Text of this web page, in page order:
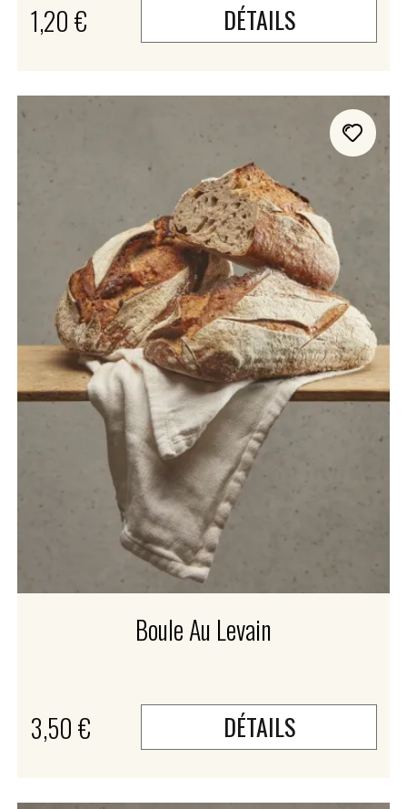
1,20 € DÉTAILS
Boule Au Levain
3,50 € DÉTAILS